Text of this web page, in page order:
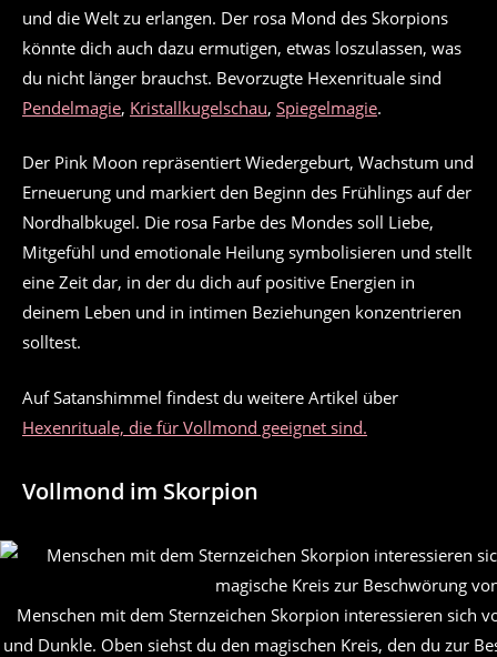
und die Welt zu erlangen. Der rosa Mond des Skorpions
könnte dich auch dazu ermutigen, etwas loszulassen, was
du nicht länger brauchst. Bevorzugte Hexenrituale sind
Pendelmagie, Kristallkugelschau, Spiegelmagie.
Der Pink Moon repräsentiert Wiedergeburt, Wachstum und
Erneuerung und markiert den Beginn des Frühlings auf der
Nordhalbkugel. Die rosa Farbe des Mondes soll Liebe,
Mitgefühl und emotionale Heilung symbolisieren und stellt
eine Zeit dar, in der du dich auf positive Energien in
deinem Leben und in intimen Beziehungen konzentrieren
solltest.
Auf Satanshimmel findest du weitere Artikel über
Hexenrituale, die für Vollmond geeignet sind.
Vollmond im Skorpion
Menschen mit dem Sternzeichen Skorpion interessieren sich
und Dunkle. Oben siehst du den magischen Kreis, den du zur